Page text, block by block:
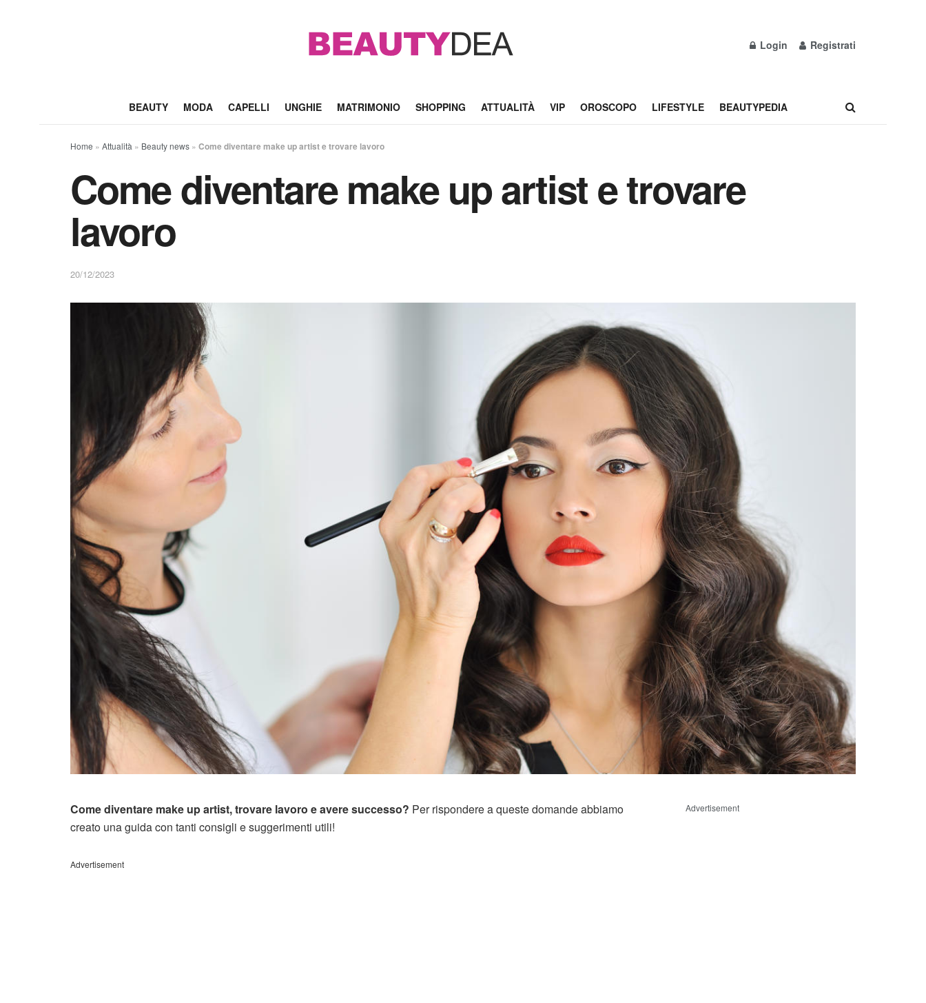
Login Registrati
BEAUTY MODA CAPELLI UNGHIE MATRIMONIO SHOPPING ATTUALITÀ VIP OROSCOPO LIFESTYLE BEAUTYPEDIA
Home » Attualità » Beauty news » Come diventare make up artist e trovare lavoro
Come diventare make up artist e trovare
lavoro
20/12/2023
Come diventare make up artist, trovare lavoro e avere successo? Per rispondere a queste domande abbiamo
creato una guida con tanti consigli e suggerimenti utili!
Advertisement
Advertisement